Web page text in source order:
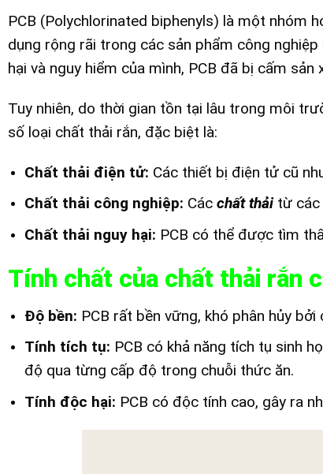
PCB (Polychlorinated biphenyls) là một nhóm
dụng rộng rãi trong các sản phẩm công
hại và nguy hiểm của mình, PCB đã bị cấm
Tuy nhiên, do thời gian tồn tại lâu trong môi
số loại chất thải rắn, đặc biệt là:
Chất thải điện tử: Các thiết bị điện tử cũ
Chất thải công nghiệp: Các chất thảitừ các
Chất thải nguy hại: PCB có thể được tìm
Tính chất của chất thải rắn
Độ bền: PCB rất bền vững, khó phân hủy
Tính tích tụ: PCB có khả năng tích tụ sinh
độ qua từng cấp độ trong chuỗi thức ăn.
Tính độc hại: PCB có độc tính cao, gây ra